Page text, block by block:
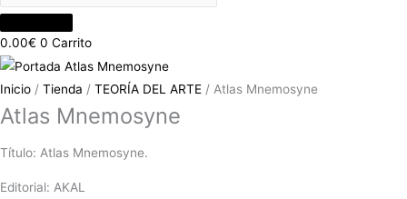
0.00€ 0 Carrito
Inicio / Tienda / TEORÍA DEL ARTE / Atlas Mnemosyne
Atlas Mnemosyne
Título: Atlas Mnemosyne.
Editorial: AKAL